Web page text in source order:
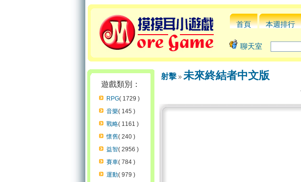
首頁 本週排行
聊天室
遊戲類別：
RPG( 1729 )
音樂( 145 )
戰略( 1161 )
懷舊( 240 )
益智( 2956 )
賽車( 784 )
運動( 979 )
射擊 未來終結者中文版